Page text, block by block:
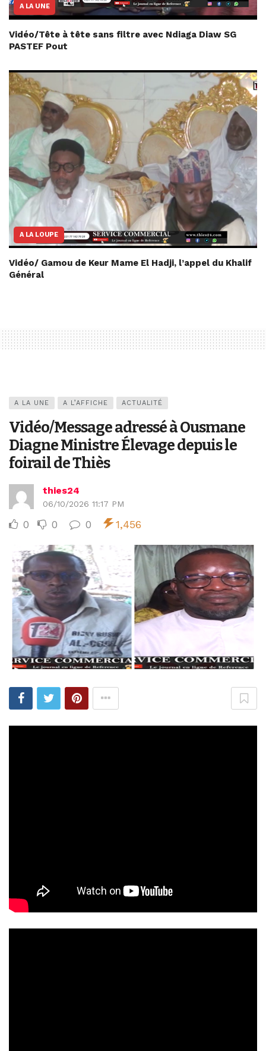
A LA UNE
Vidéo/Tête à tête sans filtre avec Ndiaga Diaw SG
PASTEF Pout
A LA LOUPE
Vidéo/ Gamou de Keur Mame El Hadji, l’appel du Khalif
Général
A LA UNE A L’AFFICHE ACTUALITÉ
Vidéo/Message adressé à Ousmane
Diagne Ministre Élevage depuis le
foirail de Thiès
thies24
06/10/2026 11:17 PM
0 0 0 1,456